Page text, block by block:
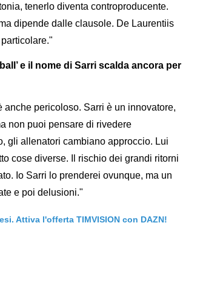
tenerlo diventa controproducente.
dipende dalle clausole. De Laurentiis
e il nome di Sarri scalda ancora per
pericoloso. Sarri è un innovatore,
non puoi pensare di rivedere
gli allenatori cambiano approccio. Lui
cose diverse. Il rischio dei grandi ritorni
Io Sarri lo prenderei ovunque, ma un
e poi delusioni."
Attiva l'offerta TIMVISION con DAZN!